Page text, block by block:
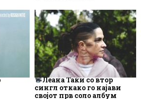
Леана Таќи со втор
сингл откако го најави
својот прв соло албум